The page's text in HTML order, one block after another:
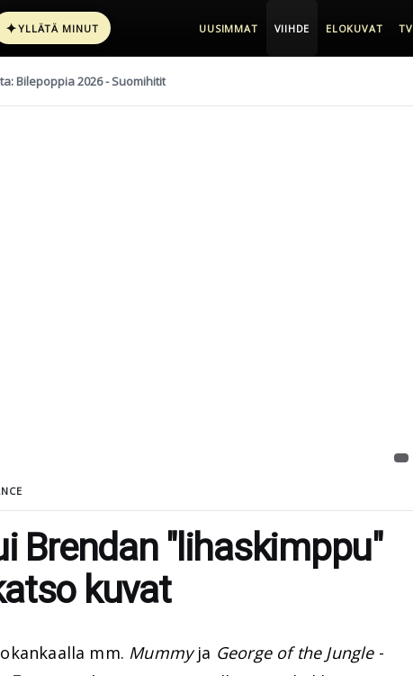
✦YLLÄTÄ MINUT UUSIMMAT VIIHDE ELOKUVAT TV
Bilepoppia 2026 - Suomihitit
Brendan "lihaskimppu"
kuvat
mm. Mummyja George of the Jungle-